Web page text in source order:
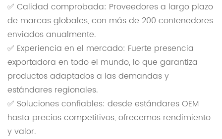
✅ Calidad comprobada: Proveedores a largo plazo
de marcas globales, con más de 200 contenedores
enviados anualmente.
✅ Experiencia en el mercado: Fuerte presencia
exportadora en todo el mundo, lo que garantiza
productos adaptados a las demandas y
estándares regionales.
✅ Soluciones confiables: desde estándares OEM
hasta precios competitivos, ofrecemos rendimiento
y valor.